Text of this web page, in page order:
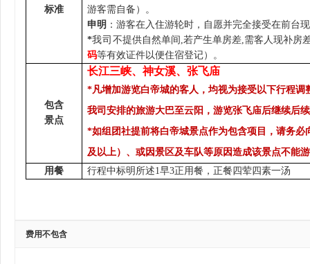
标准
游客需自备）。
申明 ：游客在入住游轮时，自愿并完全接受在前台
*我司 不提供自然单间,若产生单房差,需客人现补房
码等有效证件以便住宿登记）。
包含
景点
长江三峡、神女溪、张飞庙
*凡增加游览白帝城的客人，均视为接受以下行程调
我司安排的旅游大巴至云阳，游览张飞庙后继续后
*如组团社提前将白帝城景点作为包含项目，请务
及以上）、或因景区及车队等原因造成该景点不能
用餐
行程中标明所述1早3正用餐，正餐四荤四素一汤
费用不包含